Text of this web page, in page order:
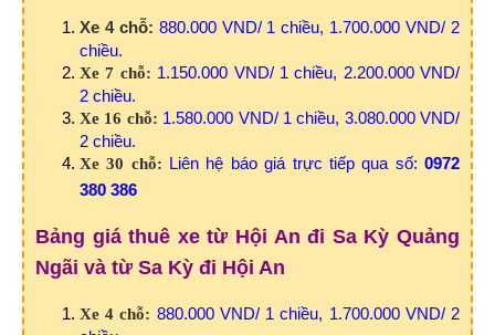
Xe 4 chỗ: 880.000 VND/ 1 chiều, 1.700.000 VND/ 2
chiều.
Xe 7 chỗ: 1.150.000 VND/ 1 chiều, 2.200.000 VND/
2 chiều.
Xe 16 chỗ: 1.580.000 VND/ 1 chiều, 3.080.000 VND/
2 chiều.
Xe 30 chỗ: Liên hệ báo giá trực tiếp qua số:0972
380 386
Bảng giá thuê xe từ Hội An đi Sa Kỳ Quảng
Ngãi và từ Sa Kỳ đi Hội An
Xe 4 chỗ: 880.000 VND/ 1 chiều, 1.700.000 VND/ 2